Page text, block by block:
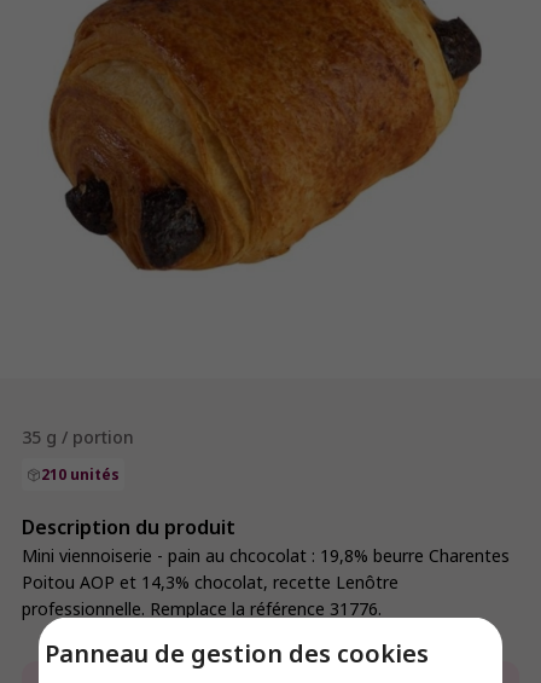
Panneau de gestion des cookies
35 g / portion
210 unités
Description du produit
Mini viennoiserie - pain au chcocolat : 19,8% beurre Charentes
Poitou AOP et 14,3% chocolat, recette Lenôtre
professionnelle. Remplace la référence 31776.